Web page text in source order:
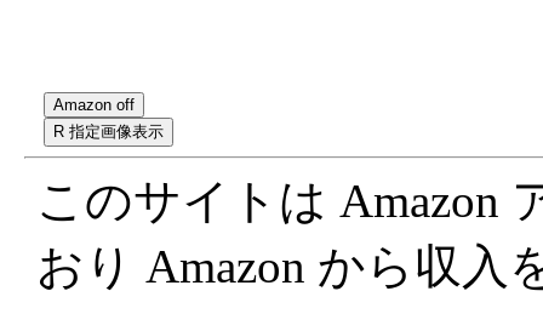
このサイトは Amazon
おり Amazon から収入